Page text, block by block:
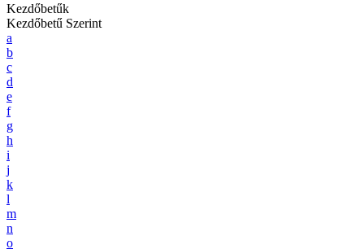
Kezdőbetűk
Kezdőbetű Szerint
a
b
c
d
e
f
g
h
i
j
k
l
m
n
o